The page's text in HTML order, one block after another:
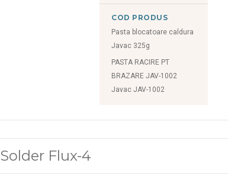
COD PRODUS
Pasta blocatoare caldura
Javac 325g
PASTA RACIRE PT
BRAZARE JAV-1002
Javac JAV-1002
Solder Flux-4